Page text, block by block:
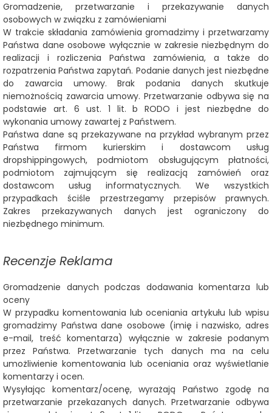
Gromadzenie, przetwarzanie i przekazywanie danych
osobowych w związku z zamówieniami
W trakcie składania zamówienia gromadzimy i przetwarzamy
Państwa dane osobowe wyłącznie w zakresie niezbędnym do
realizacji i rozliczenia Państwa zamówienia, a także do
rozpatrzenia Państwa zapytań. Podanie danych jest niezbędne
do zawarcia umowy. Brak podania danych skutkuje
niemożnością zawarcia umowy. Przetwarzanie odbywa się na
podstawie art. 6 ust. 1 lit. b RODO i jest niezbędne do
wykonania umowy zawartej z Państwem.
Państwa dane są przekazywane na przykład wybranym przez
Państwa firmom kurierskim i dostawcom usług
dropshippingowych, podmiotom obsługującym płatności,
podmiotom zajmującym się realizacją zamówień oraz
dostawcom usług informatycznych. We wszystkich
przypadkach ściśle przestrzegamy przepisów prawnych.
Zakres przekazywanych danych jest ograniczony do
niezbędnego minimum.
Recenzje Reklama
Gromadzenie danych podczas dodawania komentarza lub
oceny
W przypadku komentowania lub oceniania artykułu lub wpisu
gromadzimy Państwa dane osobowe (imię i nazwisko, adres
e-mail, treść komentarza) wyłącznie w zakresie podanym
przez Państwa. Przetwarzanie tych danych ma na celu
umożliwienie komentowania lub oceniania oraz wyświetlanie
komentarzy i ocen.
Wysyłając komentarz/ocenę, wyrażają Państwo zgodę na
przetwarzanie przekazanych danych. Przetwarzanie odbywa